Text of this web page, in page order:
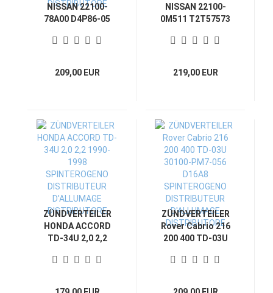
NISSAN 22100-
78A00 D4P86-05
N13 B13 D4P86-05
DISTRIBUTEUR
D'ALLUMAGE
209,00 EUR
NISSAN 22100-
0M511 T2T57573
SPINTEROGENO
D'ALLUMAGE
DISTRIBUTORE
219,00 EUR
ZÜNDVERTEILER
HONDA ACCORD
TD-34U 2,0 2,2
SPINTEROGENO
D'ALLUMAGE
ZÜNDVERTEILER
Rover Cabrio 216
200 400 TD-03U
D16A8
DISTRIBUTEUR